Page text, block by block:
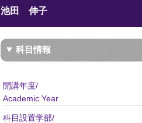
池田 伸子
科目情報
開講年度/
Academic Year
科目設置学部/